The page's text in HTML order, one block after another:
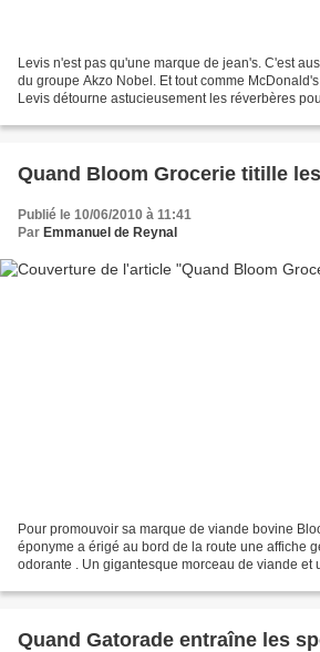
Levis n'est pas qu'une marque de jean's. C'est
du groupe Akzo Nobel. Et tout comme
Levis détourne astucieusement les réverbères
Quand Bloom Grocerie titille
Publié le 10/06/2010 à 11:41
Par Emmanuel de Reynal
Pour promouvoir sa marque de viande bovine
éponyme a érigé au bord de la route une affiche
odorante . Un gigantesque morceau de viande et
Quand Gatorade entraîne les